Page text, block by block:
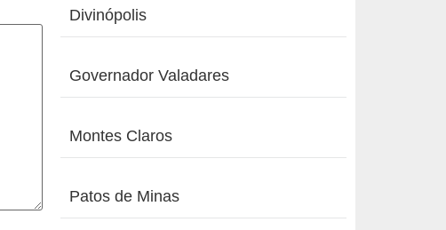
Divinópolis
Governador Valadares
Montes Claros
Patos de Minas